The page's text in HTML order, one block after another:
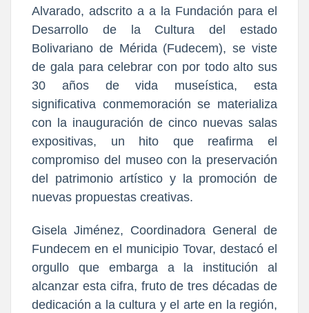
Alvarado, adscrito a a la Fundación para el
Desarrollo de la Cultura del estado
Bolivariano de Mérida (Fudecem), se viste
de gala para celebrar con por todo alto sus
30 años de vida museística, esta
significativa conmemoración se materializa
con la inauguración de cinco nuevas salas
expositivas, un hito que reafirma el
compromiso del museo con la preservación
del patrimonio artístico y la promoción de
nuevas propuestas creativas.
Gisela Jiménez, Coordinadora General de
Fundecem en el municipio Tovar, destacó el
orgullo que embarga a la institución al
alcanzar esta cifra, fruto de tres décadas de
dedicación a la cultura y el arte en la región,